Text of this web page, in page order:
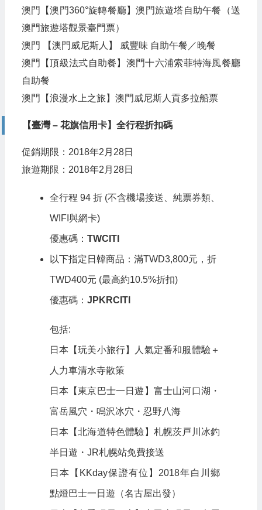
澳門【澳門360°旋轉餐廳】澳門旅遊塔自助午餐（送
澳門旅遊塔觀景臺門票）
澳門 【澳門威尼斯人】 威豐味 自助午餐／晚餐
澳門【頂級法式自助餐】澳門十六浦索菲特海風餐廳
自助餐
澳門【浪漫水上之旅】澳門威尼斯人貢多拉船票
【臺灣 – 花旗信用卡】全行程折扣碼
促銷期限：2018年2月28日
旅遊期限：2018年2月28日
全行程 94 折 (不含機場接送、純票券類、
WIFI與網卡)
優惠碼： TWCITI
以下指定日韓商品：滿TWD3,800元，折
TWD400元 (最高約10.5%折扣)
優惠碼： JPKRCITI
包括:
日本【玩美小旅行】人氣定番和服體驗＋
人力車清水寺散策
日本【東京巴士一日遊】富士山河口湖・
富岳風穴・鳴沢冰穴・忍野八海
日本【北海道特色體驗】札幌茨戸川冰釣
半日遊・JR札幌站免費接送
日本【KKday保證有位】2018年白川鄉
點燈巴士一日遊（名古屋出發）